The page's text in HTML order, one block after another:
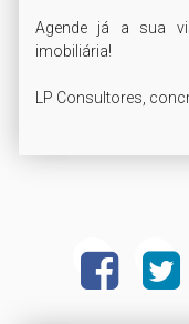
Agende já a sua
imobiliária!
LP Consultores,